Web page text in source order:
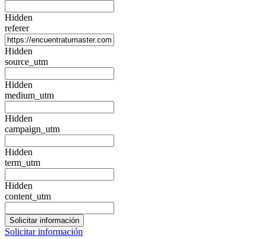
Hidden
referer
Hidden
source_utm
Hidden
medium_utm
Hidden
campaign_utm
Hidden
term_utm
Hidden
content_utm
Solicitar información